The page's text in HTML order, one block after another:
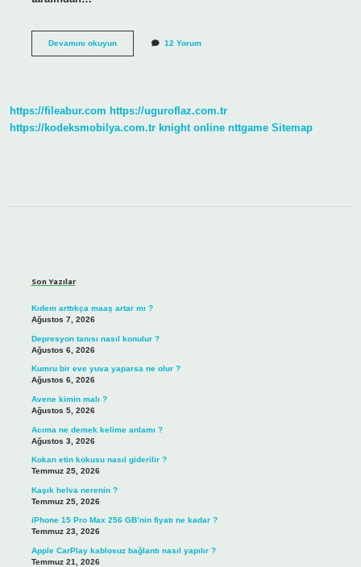
Devamını okuyunArız
12 Yorum
https://fileabur.com https://uguroflaz.com.tr
https://kodeksmobilya.com.tr knight online nttgame Sitemap
Son Yazılar
Kıdem arttıkça maaş artar mı ?
Ağustos 7, 2026
Depresyon tanısı nasıl konulur ?
Ağustos 6, 2026
Kumru bir eve yuva yaparsa ne olur ?
Ağustos 6, 2026
Avene kimin malı ?
Ağustos 5, 2026
Acıma ne demek kelime anlamı ?
Ağustos 3, 2026
Kokan etin kokusu nasıl giderilir ?
Temmuz 25, 2026
Kaşık helva nerenin ?
Temmuz 25, 2026
iPhone 15 Pro Max 256 GB’nin fiyatı ne kadar ?
Temmuz 23, 2026
Apple CarPlay kablosuz bağlantı nasıl yapılır ?
Temmuz 21, 2026